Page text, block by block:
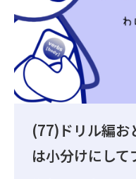
(77)ドリル編お
は小分けにして